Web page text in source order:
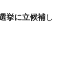
挙に立候補し